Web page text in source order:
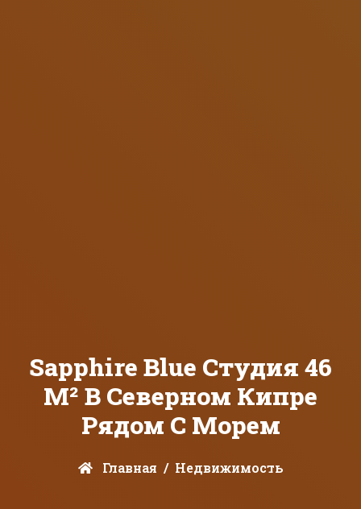
Sapphire Blue Студия 46
М² В Северном Кипре
Рядом С Морем
Главная Недвижимость